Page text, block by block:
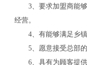
3、要求加盟商能够
经营。
4、有能够满足乡镇
5、愿意接受总部的
6、具有为顾客提供